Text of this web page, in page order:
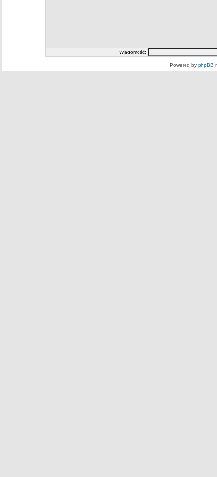
Wiadomość:
Powered by phpBB